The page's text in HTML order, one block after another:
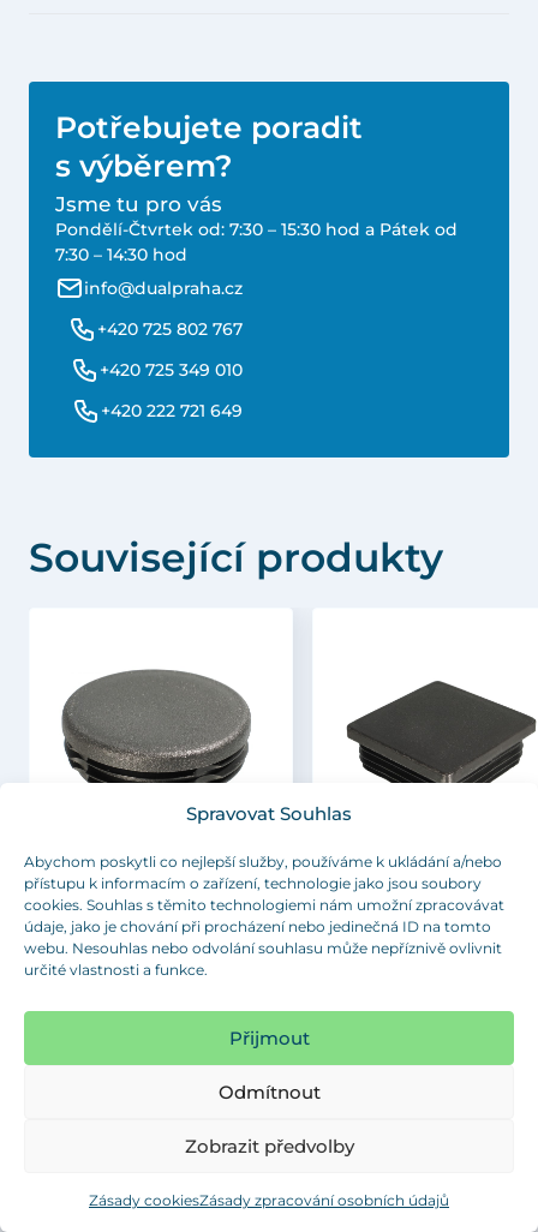
Spravovat Souhlas
Abychom poskytli co nejlepší služby, používáme k ukládání a/nebo
přístupu k informacím o zařízení, technologie jako jsou soubory
cookies. Souhlas s těmito technologiemi nám umožní zpracovávat
údaje, jako je chování při procházení nebo jedinečná ID na tomto
webu. Nesouhlas nebo odvolání souhlasu může nepříznivě ovlivnit
určité vlastnosti a funkce.
Přijmout
Odmítnout
Zobrazit předvolby
Zásady cookiesZásady zpracování osobních údajů
Potřebujete poradit
s výběrem?
Jsme tu pro vás
Pondělí-Čtvrtek od: 7:30 – 15:30 hod a Pátek od
7:30 – 14:30 hod
info@dualpraha.cz
+420 725 802 767
+420 725 349 010
+420 222 721 649
Související produkty
GL
Záslepka kruhová – hlava rovná
VL
Záslepka čtvercová – hlava
Nabízíme množstevní slevy a individuální platební